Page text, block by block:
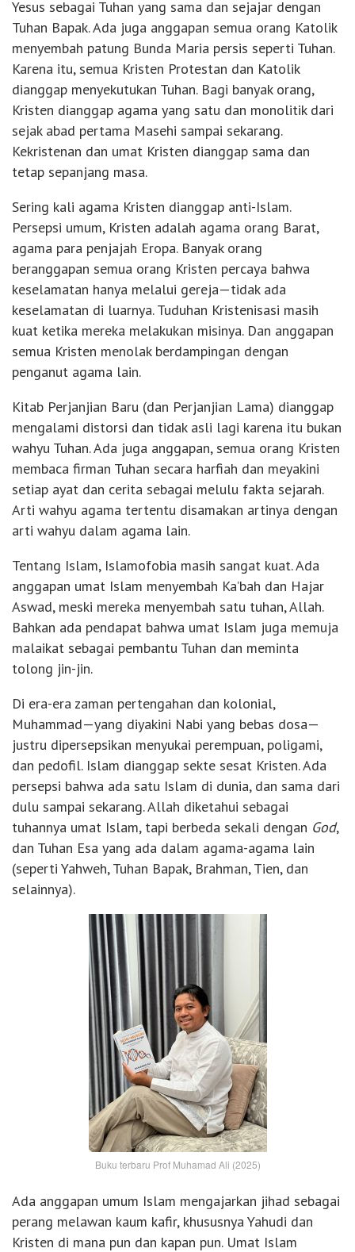
Yesus sebagai Tuhan yang sama dan sejajar dengan
Tuhan Bapak. Ada juga anggapan semua orang Katolik
menyembah patung Bunda Maria persis seperti Tuhan.
Karena itu, semua Kristen Protestan dan Katolik
dianggap menyekutukan Tuhan. Bagi banyak orang,
Kristen dianggap agama yang satu dan monolitik dari
sejak abad pertama Masehi sampai sekarang.
Kekristenan dan umat Kristen dianggap sama dan
tetap sepanjang masa.
Sering kali agama Kristen dianggap anti-Islam.
Persepsi umum, Kristen adalah agama orang Barat,
agama para penjajah Eropa. Banyak orang
beranggapan semua orang Kristen percaya bahwa
keselamatan hanya melalui gereja—tidak ada
keselamatan di luarnya. Tuduhan Kristenisasi masih
kuat ketika mereka melakukan misinya. Dan anggapan
semua Kristen menolak berdampingan dengan
penganut agama lain.
Kitab Perjanjian Baru (dan Perjanjian Lama) dianggap
mengalami distorsi dan tidak asli lagi karena itu bukan
wahyu Tuhan. Ada juga anggapan, semua orang Kristen
membaca firman Tuhan secara harfiah dan meyakini
setiap ayat dan cerita sebagai melulu fakta sejarah.
Arti wahyu agama tertentu disamakan artinya dengan
arti wahyu dalam agama lain.
Tentang Islam, Islamofobia masih sangat kuat. Ada
anggapan umat Islam menyembah Ka’bah dan Hajar
Aswad, meski mereka menyembah satu tuhan, Allah.
Bahkan ada pendapat bahwa umat Islam juga memuja
malaikat sebagai pembantu Tuhan dan meminta
tolong jin-jin.
Di era-era zaman pertengahan dan kolonial,
Muhammad—yang diyakini Nabi yang bebas dosa—
justru dipersepsikan menyukai perempuan, poligami,
dan pedofil. Islam dianggap sekte sesat Kristen. Ada
persepsi bahwa ada satu Islam di dunia, dan sama dari
dulu sampai sekarang. Allah diketahui sebagai
tuhannya umat Islam, tapi berbeda sekali dengan God,
dan Tuhan Esa yang ada dalam agama-agama lain
(seperti Yahweh, Tuhan Bapak, Brahman, Tien, dan
selainnya).
Buku terbaru Prof Muhamad Ali (2025)
Ada anggapan umum Islam mengajarkan jihad sebagai
perang melawan kaum kafir, khususnya Yahudi dan
Kristen di mana pun dan kapan pun. Umat Islam